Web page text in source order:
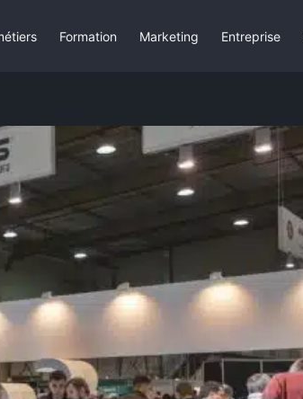
Formation Marketing Entreprise